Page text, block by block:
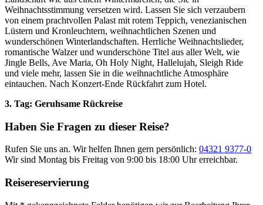
Weihnachtsstimmung versetzen wird. Lassen Sie sich verzaubern
von einem prachtvollen Palast mit rotem Teppich, venezianischen
Lüstern und Kronleuchtern, weihnachtlichen Szenen und
wunderschönen Winterlandschaften. Herrliche Weihnachtslieder,
romantische Walzer und wunderschöne Titel aus aller Welt, wie
Jingle Bells, Ave Maria, Oh Holy Night, Hallelujah, Sleigh Ride
und viele mehr, lassen Sie in die weihnachtliche Atmosphäre
eintauchen. Nach Konzert-Ende Rückfahrt zum Hotel.
3. Tag: Geruhsame Rückreise
Haben Sie Fragen zu dieser Reise?
Rufen Sie uns an. Wir helfen Ihnen gern persönlich: 04321 9377-0
Wir sind Montag bis Freitag von 9:00 bis 18:00 Uhr erreichbar.
Reisereservierung